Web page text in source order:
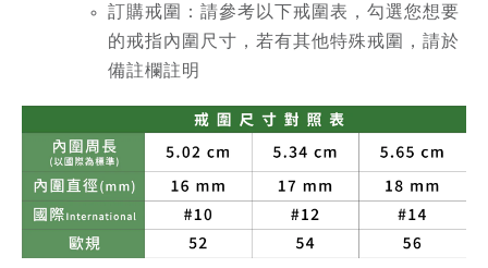
訂購戒圍：請參考以下戒圍表，勾選您想要
的戒指內圍尺寸，若有其他特殊戒圍，請於
備註欄註明